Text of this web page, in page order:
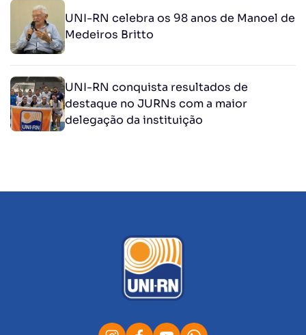
UNI-RN celebra os 98 anos de Manoel de
Medeiros Britto
UNI-RN conquista resultados de
destaque no JURNs com a maior
delegação da instituição